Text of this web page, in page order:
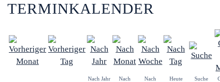
TERMINKALENDER
Nach Jahr
Nach
Nach
Heute Suche